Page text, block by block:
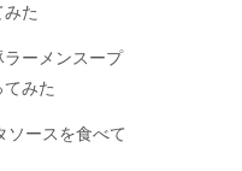
た
ーメンスープ
みた
ソースを食べて